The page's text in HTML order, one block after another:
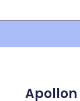
Apollon